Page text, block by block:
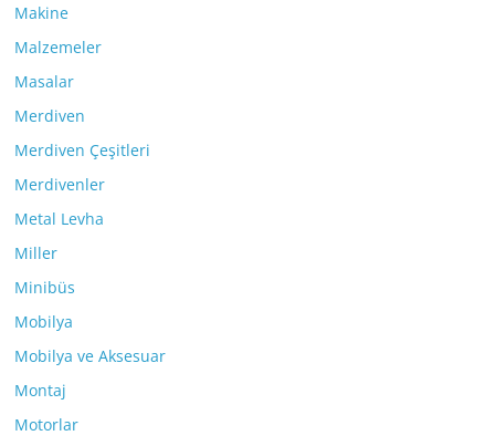
Makine
Malzemeler
Masalar
Merdiven
Merdiven Çeşitleri
Merdivenler
Metal Levha
Miller
Minibüs
Mobilya
Mobilya ve Aksesuar
Montaj
Motorlar